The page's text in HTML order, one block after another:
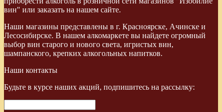
вин" или заказать на нашем сайте.
Наши магазины представлены в г. Красноярске, Ачинске и
Лесосибирске. В нашем алкомаркете вы найдете огромный
выбор вин старого и нового света, игристых вин,
шампанского, крепких алкогольных напитков.
Наши контакты
Будьте в курсе наших акций, подпишитесь на рассылку: